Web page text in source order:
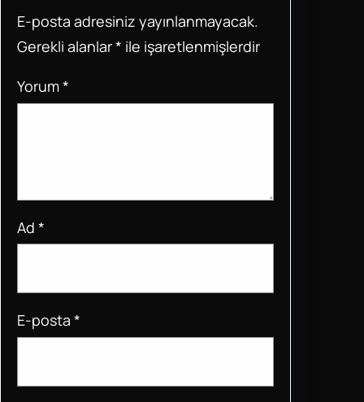
o
o
k
p
p
E-posta adresiniz yayınlanmayacak.
Gerekli alanlar* ile işaretlenmişlerdir
Yorum*
Ad *
E-posta *